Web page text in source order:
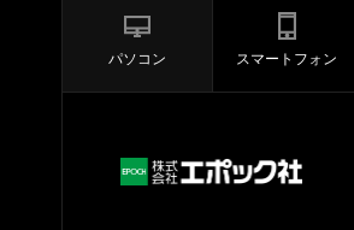
パソコン スマートフォン